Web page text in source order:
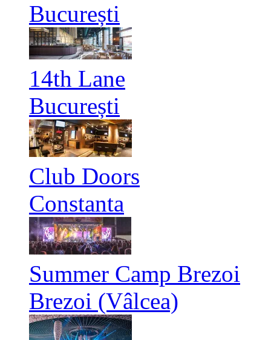
București
14th Lane
București
Club Doors
Constanta
Summer Camp Brezoi
Brezoi (Vâlcea)